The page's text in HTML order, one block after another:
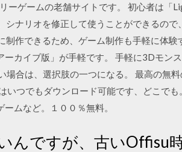
ゲームの老舗サイトです。 初心者は「
シナリオを修正して使うことができるの
制作できるため、ゲーム制作も手軽に体
ーカイブ版」が手軽です。 手軽に3Dモン
場合は、選択肢の一つになる。 最高の無
いつでもダウンロード可能です、どこで
ムなど。１００％無料。
んですが、古いOffisu